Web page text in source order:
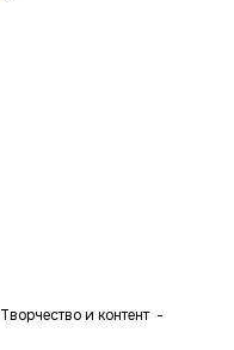
Творчество и контент